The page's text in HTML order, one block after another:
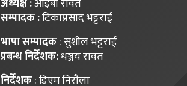
अध्यक्ष :आइबी रावत
सम्पादक :टिकाप्रसाद भट्टराई
भाषा सम्पादक: सुशील भट्टराई
प्रबन्ध निर्देशक:धञ्जय रावत
निर्देशक: डिएम निराैला